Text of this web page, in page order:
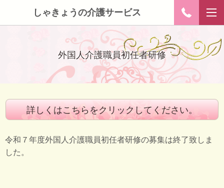
しゃきょうの介護サービス
外国人介護職員初任者研修
詳しくはこちらをクリックしてください。
令和７年度外国人介護職員初任者研修の募集は終了致しま
した。